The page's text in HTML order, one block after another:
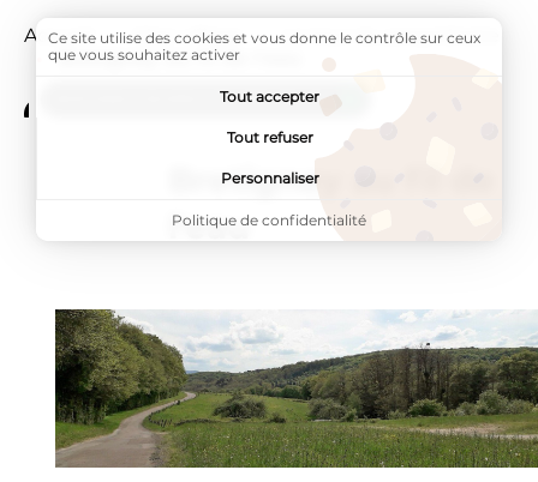
Accueil Mon village
Le tour du propriétaire
Page active :
Bretigney au fil de l'eau
ADDTOANY (SHARE) EST DÉSACTIVÉ.
Bretigney au fil de
l'eau
Ce site utilise des cookies et vous donne le contrôle sur ceux
que vous souhaitez activer
Tout accepter
Tout refuser
Personnaliser
Politique de confidentialité